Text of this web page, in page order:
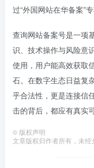
过“外国网站在华备案”专
查询网站备案号是一项
识、技术操作与风险意
使用，用户能高效获取
石。在数字生态日益复
乎合法性，更是连接
击的背后，都应有真实
© 版权声明
文章版权归作者所有，未经